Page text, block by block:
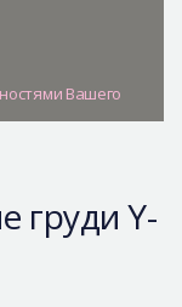
Вашего
груди Y-